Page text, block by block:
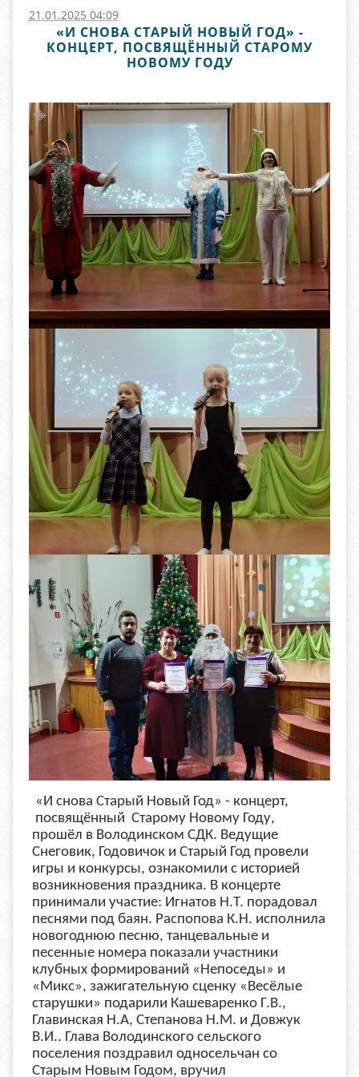
21.01.2025 04:09
«И СНОВА СТАРЫЙ НОВЫЙ ГОД» -
КОНЦЕРТ, ПОСВЯЩЁННЫЙ СТАРОМУ
НОВОМУ ГОДУ
«И снова Старый Новый Год» - концерт,
посвящённый Старому Новому Году,
прошёл в Володинском СДК. Ведущие
Снеговик, Годовичок и Старый Год провели
игры и конкурсы, ознакомили с историей
возникновения праздника. В концерте
принимали участие: Игнатов Н.Т. порадовал
песнями под баян. Распопова К.Н. исполнила
новогоднюю песню, танцевальные и
песенные номера показали участники
клубных формирований «Непоседы» и
«Микс», зажигательную сценку «Весёлые
старушки» подарили Кашеваренко Г.В.,
Главинская Н.А, Степанова Н.М. и Довжук
В.И.. Глава Володинского сельского
поселения поздравил односельчан со
Старым Новым Годом, вручил